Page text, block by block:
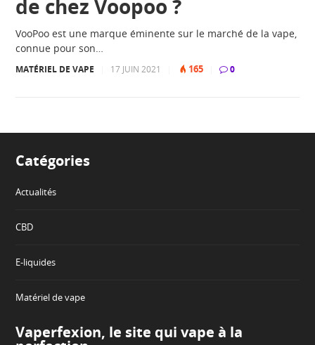
de chez Voopoo ?
VooPoo est une marque éminente sur le marché de la vape,
connue pour son…
MATÉRIEL DE VAPE 17 JUIN 2021 165 0
Catégories
Actualités
CBD
E-liquides
Matériel de vape
Vaperfexion, le site qui vape à la